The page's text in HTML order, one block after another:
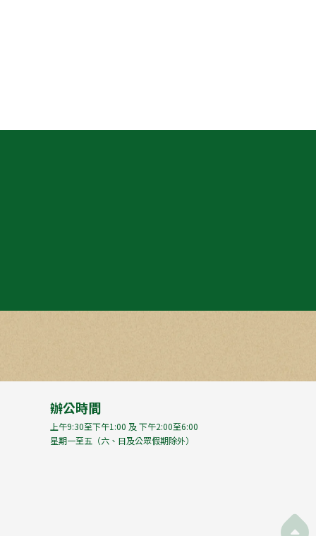
辦公時間
上午9:30至下午1:00 及 下午2:00至6:00
星期一至五（六、日及公眾假期除外）